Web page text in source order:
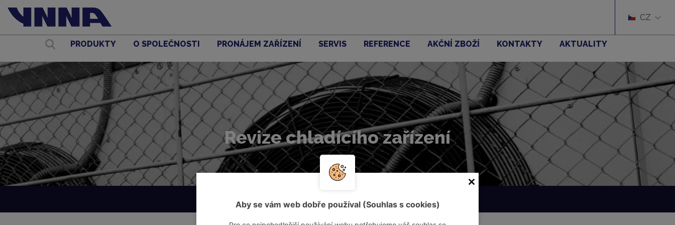
CZ
PRODUKTY O SPOLEČNOSTI PRONÁJEM ZAŘÍZENÍ SERVIS REFERENCE AKČNÍ ZBOŽÍ KONTAKTY AKTUALITY
Revize chladícího zařízení
Aby se vám web dobře používal (Souhlas s cookies)